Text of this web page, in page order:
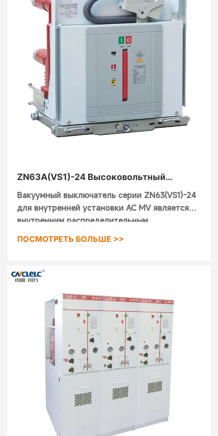
замыкания.
ZN63A(VS1)-24 Высоковольтный
вакуумный автоматический
выключатель для помещений
Вакуумный выключатель серии ZN63(VS1)-24
для внутренней установки AC MV является
внутренним распределительным
тока 50 Гц, номинальное напряжение 4KV.
ПОСМОТРЕТЬ БОЛЬШЕ >>